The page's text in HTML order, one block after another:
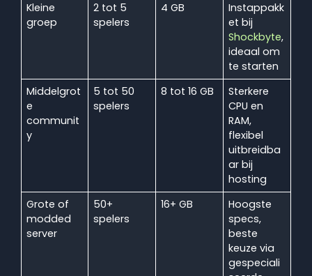
Kleine
groep
2 tot 5
spelers
4 GB
Instappakk
et bij
Shockbyte,
ideaal om
te starten
Middelgrot
e
communit
y
5 tot 50
spelers
8 tot 16 GB
Sterkere
CPU en
RAM,
flexibel
uitbreidba
ar bij
hosting
Grote of
modded
server
50+
spelers
16+ GB
Hoogste
specs,
beste
keuze via
gespeciali